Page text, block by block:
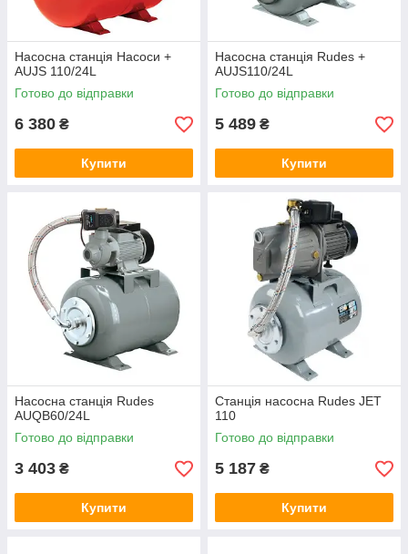
агрегати цього типу характеризуються зносостійкістю і
СТАНЦІЙ
Обладнання для системи побутового водопостачання
прослужить довгі роки, якщо дотримуватися
нескладних рекомендацій. Насосні станції слід
розміщувати в добре опалювальних і вентильованих
приміщеннях, які повинні знаходитися поблизу від
точки забору води. Якщо це проблематично зробити, то
використовуються ежекторні насосні станції.
Вибрати обладнання
Насосна станція Насоси +
AUJS 110/24L
Готово до відправки
6 380 ₴
Купити
Насосна станція Rudes +
AUJS110/24L
Готово до відправки
5 489 ₴
Купити
Насосна станція Rudes
AUQB60/24L
Готово до відправки
3 403 ₴
Купити
Станція насосна Rudes JET
110
Готово до відправки
5 187 ₴
Купити